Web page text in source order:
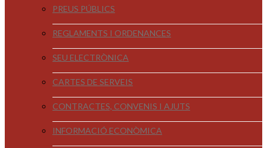
PREUS PÚBLICS
REGLAMENTS I ORDENANCES
SEU ELECTRÒNICA
CARTES DE SERVEIS
CONTRACTES, CONVENIS I AJUTS
INFORMACIÓ ECONÒMICA